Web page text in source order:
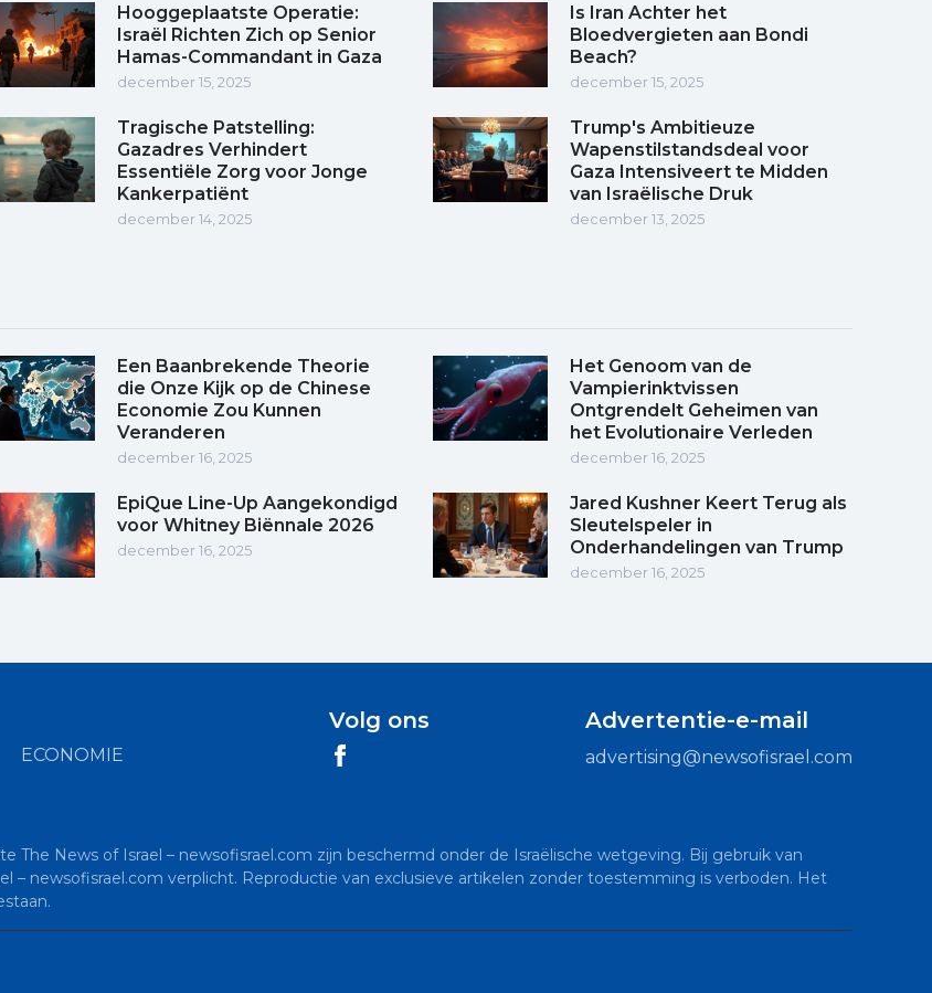
Hooggeplaatste Operatie:
Israël Richten Zich op Senior
Hamas-Commandant in Gaza
december 15, 2025
Is Iran Achter het
Bloedvergieten aan Bondi
Beach?
december 15, 2025
Tragische Patstelling:
Gazadres Verhindert
Essentiële Zorg voor Jonge
Kankerpatiënt
december 14, 2025
Trump's Ambitieuze
Wapenstilstandsdeal voor
Gaza Intensiveert te Midden
van Israëlische Druk
december 13, 2025
Een Baanbrekende Theorie
die Onze Kijk op de Chinese
Economie Zou Kunnen
Veranderen
december 16, 2025
Het Genoom van de
Vampierinktvissen
Ontgrendelt Geheimen van
het Evolutionaire Verleden
december 16, 2025
EpiQue Line-Up Aangekondigd
voor Whitney Biënnale 2026
december 16, 2025
Jared Kushner Keert Terug als
Sleutelspeler in
Onderhandelingen van Trump
december 16, 2025
ECONOMIE
Volg ons Advertentie-e-mail
advertising@newsofisrael.com
The News of Israel – newsofisrael.com zijn beschermd onder de Israëlische wetgeving. Bij gebruik van
– newsofisrael.com verplicht. Reproductie van exclusieve artikelen zonder toestemming is verboden. Het